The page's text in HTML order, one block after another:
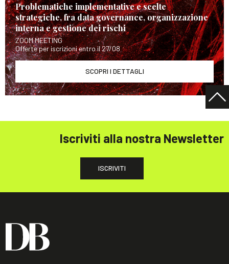
Problematiche implementative e scelte
strategiche, fra data governance, organizzazione
interna e gestione dei rischi
ZOOM MEETING
Offerte per iscrizioni entro il 27/08
SCOPRI I DETTAGLI
Iscriviti alla nostra Newsletter
ISCRIVITI